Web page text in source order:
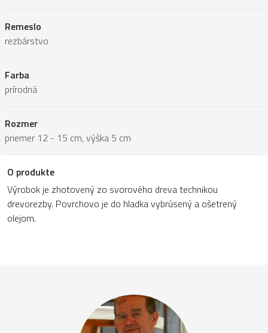
Remeslo
rezbárstvo
Farba
prírodná
Rozmer
priemer 12 - 15 cm, výška 5 cm
O produkte
Výrobok je zhotovený zo svorového dreva technikou
drevorezby. Povrchovo je do hladka vybrúsený a ošetrený
olejom.